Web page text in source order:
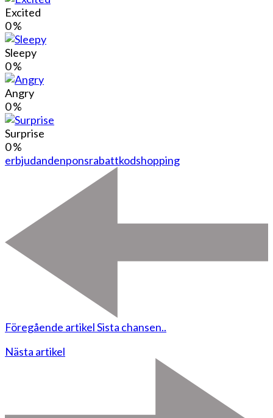
Excited
0%
Sleepy
0%
Angry
0%
Surprise
0%
erbjudandenponsrabattkodshopping
Föregående artikelSista chansen..
Nästa artikel